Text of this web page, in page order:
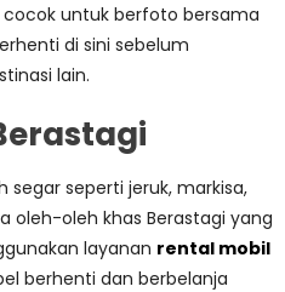
cocok untuk berfoto bersama
di sini sebelum
lain.
segar seperti jeruk, markisa,
oleh-oleh khas Berastagi yang
layanan rental mobil
berhenti dan berbelanja